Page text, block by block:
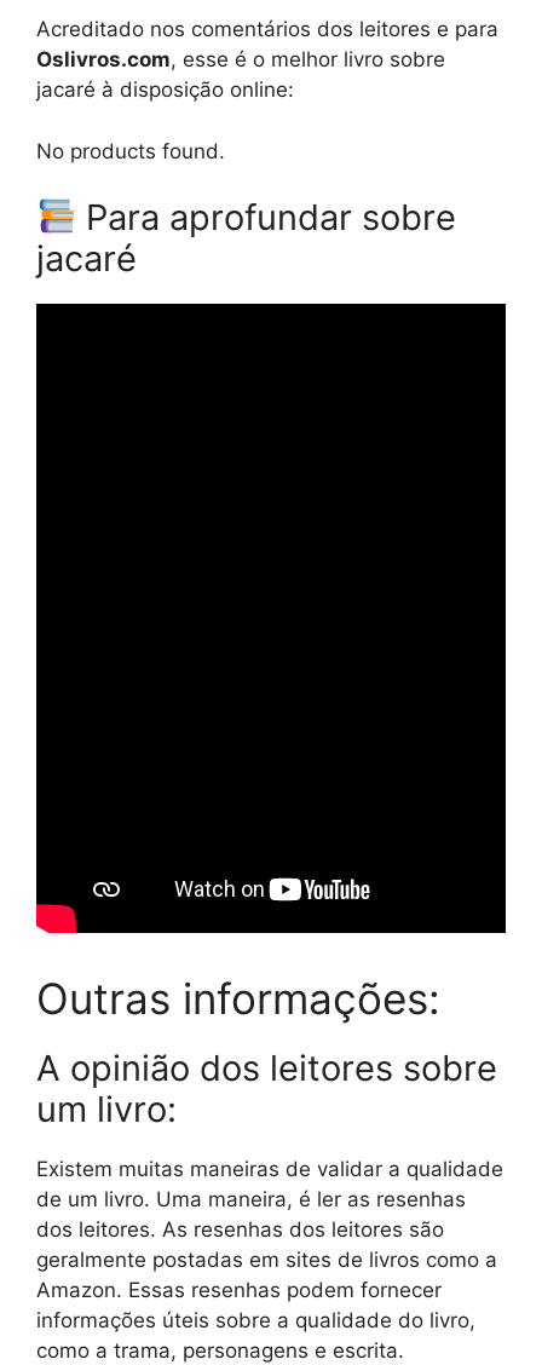
Acreditado nos comentários dos leitores e para
Oslivros.com, esse é o melhor livro sobre
jacaré à disposição online:
No products found.
Para aprofundar sobre
jacaré
Outras informações:
A opinião dos leitores sobre
um livro:
Existem muitas maneiras de validar a qualidade
de um livro. Uma maneira, é ler as resenhas
dos leitores. As resenhas dos leitores são
geralmente postadas em sites de livros como a
Amazon. Essas resenhas podem fornecer
informações úteis sobre a qualidade do livro,
como a trama, personagens e escrita.